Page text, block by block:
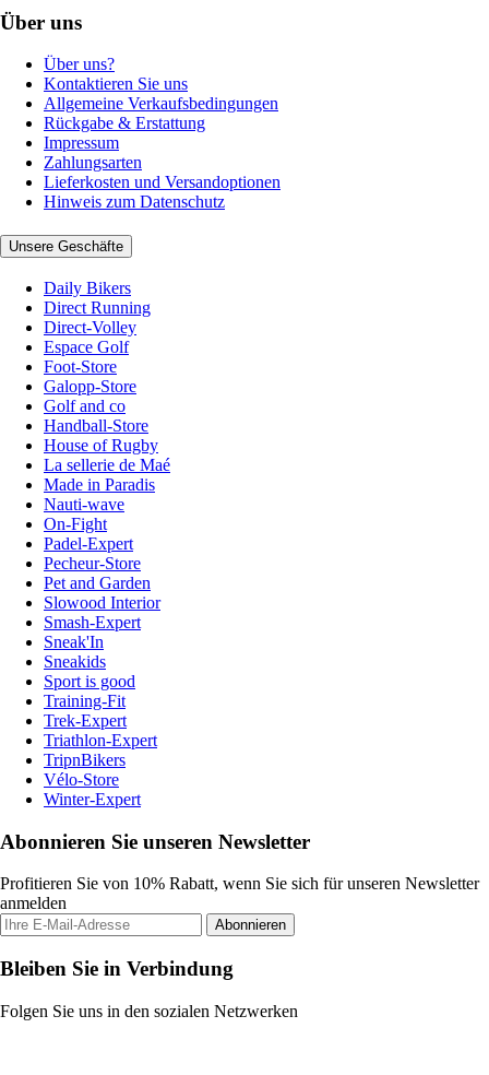
Über uns
Über uns?
Kontaktieren Sie uns
Allgemeine Verkaufsbedingungen
Rückgabe & Erstattung
Impressum
Zahlungsarten
Lieferkosten und Versandoptionen
Hinweis zum Datenschutz
Unsere Geschäfte
Daily Bikers
Direct Running
Direct-Volley
Espace Golf
Foot-Store
Galopp-Store
Golf and co
Handball-Store
House of Rugby
La sellerie de Maé
Made in Paradis
Nauti-wave
On-Fight
Padel-Expert
Pecheur-Store
Pet and Garden
Slowood Interior
Smash-Expert
Sneak'In
Sneakids
Sport is good
Training-Fit
Trek-Expert
Triathlon-Expert
TripnBikers
Vélo-Store
Winter-Expert
Abonnieren Sie unseren Newsletter
Profitieren Sie von 10% Rabatt, wenn Sie sich für unseren Newsletter
anmelden
Abonnieren
Bleiben Sie in Verbindung
Folgen Sie uns in den sozialen Netzwerken